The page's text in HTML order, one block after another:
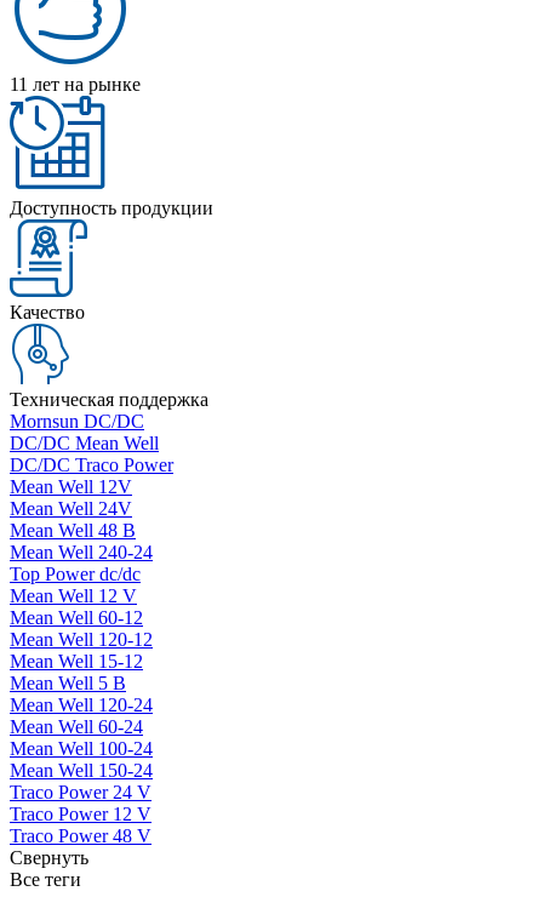
11 лет на рынке
Доступность продукции
Качество
Техническая поддержка
Mornsun DC/DC
DC/DC Mean Well
DC/DC Traco Power
Mean Well 12V
Mean Well 24V
Mean Well 48 В
Mean Well 240-24
Top Power dc/dc
Mean Well 12 V
Mean Well 60-12
Mean Well 120-12
Mean Well 15-12
Mean Well 5 В
Mean Well 120-24
Mean Well 60-24
Mean Well 100-24
Mean Well 150-24
Traco Power 24 V
Traco Power 12 V
Traco Power 48 V
Свернуть
Все теги